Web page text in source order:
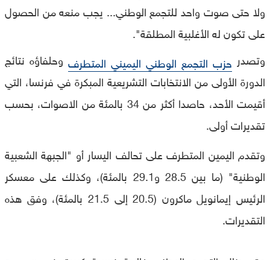
ولا حتى صوت واحد للتجمع الوطني... يجب منعه من الحصول
على تكون له الأغلبية المطلقة".
وتصدر حزب التجمع الوطني اليميني المتطرف وحلفاؤه نتائج
الدورة الأولى من الانتخابات التشريعية المبكرة في فرنسا، التي
أقيمت الأحد، حاصدا أكثر من 34 بالمئة من الاصوات، بحسب
تقديرات أولى.
وتقدم اليمين المتطرف على تحالف اليسار أو "الجبهة الشعبية
الوطنية" (ما بين 28.5 و29.1 بالمئة)، وكذلك على معسكر
الرئيس إيمانويل ماكرون (20.5 إلى 21.5 بالمئة)، وفق هذه
التقديرات.